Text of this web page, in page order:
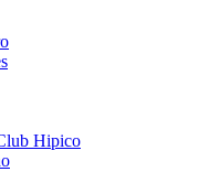
Hipico